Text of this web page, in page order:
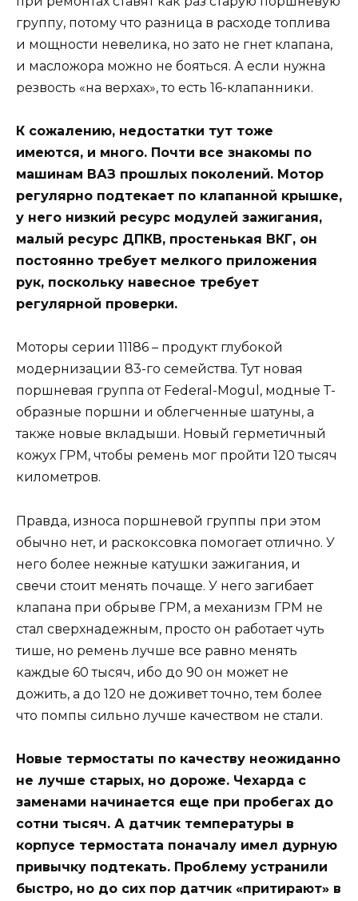
группу, потому что разница в расходе топлива
и мощности невелика, но зато не гнет клапана,
и масложора можно не бояться. А если нужна
резвость «на верхах», то есть 16-клапанники.
К сожалению, недостатки тут тоже
имеются, и много. Почти все знакомы по
машинам ВАЗ прошлых поколений. Мотор
регулярно подтекает по клапанной крышке,
у него низкий ресурс модулей зажигания,
малый ресурс ДПКВ, простенькая ВКГ, он
постоянно требует мелкого приложения
рук, поскольку навесное требует
регулярной проверки.
Моторы серии 11186 – продукт глубокой
модернизации 83-го семейства. Тут новая
поршневая группа от Federal-Mogul, модные Т-
образные поршни и облегченные шатуны, а
также новые вкладыши. Новый герметичный
кожух ГРМ, чтобы ремень мог пройти 120 тысяч
километров.
Правда, износа поршневой группы при этом
обычно нет, и раскоксовка помогает отлично. У
него более нежные катушки зажигания, и
свечи стоит менять почаще. У него загибает
клапана при обрыве ГРМ, а механизм ГРМ не
стал сверхнадежным, просто он работает чуть
тише, но ремень лучше все равно менять
каждые 60 тысяч, ибо до 90 он может не
дожить, а до 120 не доживет точно, тем более
что помпы сильно лучше качеством не стали.
Новые термостаты по качеству неожиданно
не лучше старых, но дороже. Чехарда с
заменами начинается еще при пробегах до
сотни тысяч. А датчик температуры в
корпусе термостата поначалу имел дурную
привычку подтекать. Проблему устранили
быстро, но до сих пор датчик «притирают» в